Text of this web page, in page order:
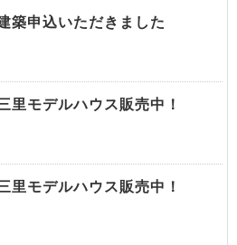
築申込いただきました
里モデルハウス販売中！
里モデルハウス販売中！